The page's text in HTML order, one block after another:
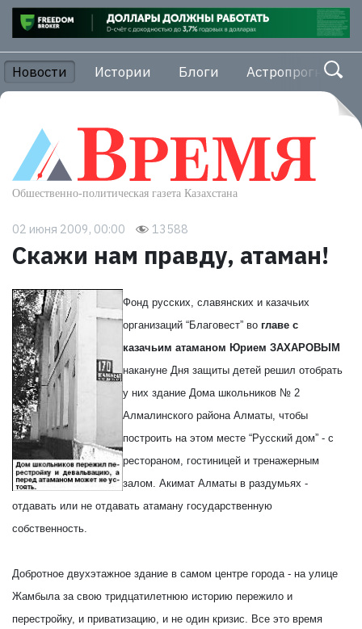
Новости Истории Блоги Астропрогноз
02 июня 2009, 00:00 13588
Скажи нам правду, атаман!
Фонд русских, славянских и казачьих
организаций “Благовест” во главе с
казачьим атаманом Юрием ЗАХАРОВЫМ
накануне Дня защиты детей решил отобрать
у них здание Дома школьников № 2
Алмалинского района Алматы, чтобы
построить на этом месте “Русский дом” - с
рестораном, гостиницей и тренажерным
залом. Акимат Алматы в раздумьях -
отдавать или не отдавать атаману государственную
собственность.
Добротное двухэтажное здание в самом центре города - на улице
Жамбыла за свою тридцатилетнюю историю пережило и
перестройку, и приватизацию, и не один кризис. Все это время